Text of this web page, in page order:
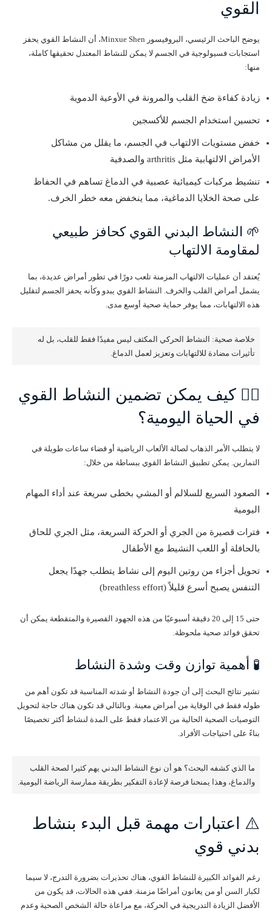
القوي
يوضح الباحث الرئيسي، البروفيسور Minxue Shen، أن النشاط القوي يحفز
استجابات فسيولوجية في الجسم لا يمكن للنشاط المعتدل تحقيقها كاملة،
منها:
زيادة كفاءة ضخ القلب والمرونة في الأوعية الدموية
تحسين استخدام الجسم للأكسجين
خفض مستويات الالتهاب في الجسم، ما يقلل من مشاكل
الأمراض الالتهابية مثل arthritis والصدفية
تنشيط مركبات كيميائية عصبية في الدماغ تساهم في الحفاظ
على صحة الخلايا الدماغية، مما ينخفض معه خطر الخرف.
🌱 النشاط البدني القوي كحافز طبيعي
لمقاومة الالتهاب
يُعتقد أن عمليات الالتهاب المزمنة تلعب دورًا في تطور أمراض عديدة، بما
يشمل أمراض القلب والخرف. النشاط القوي يبدو وكأنه يحفز الجسم لتقليل
هذه الالتهابات، مما يوفر حماية صحية أوسع مدى.
خلاصة صحية: النشاط الحركي المكثف ليس مفيدًا فقط للقلب، بل له
تأثيرات مضادة للالتهابات وتعزيز لعمل الدماغ.
🏃‍♂️ كيف يمكن تضمين النشاط القوي
في الحياة اليومية؟
لا يتطلب الأمر الذهاب لصالة الألعاب الرياضية أو قضاء ساعات طويلة في
التمارين. يمكن تطبيق النشاط القوي ببساطة من خلال:
الصعود السريع للسلالم أو المشي بخطى سريعة عند أداء المهام
اليومية
فترات قصيرة من الجري أو الحركة السريعة، مثل الجري للحاق
بالحافلة أو اللعب النشيط مع الأطفال
تحويل أجزاء من روتين اليوم إلى نشاط يتطلب جهدًا يجعل
التنفس يصبح أسرع قليلاً (breathless effort)
حتى 15 إلى 20 دقيقة أسبوعيًا من هذه الجهود القصيرة والمتقطعة يمكن أن
تحقق فوائد صحية ملحوظة.
🧪 أهمية توازن وقت وشدة النشاط
تشير نتائج البحث إلى أن جودة النشاط أو شدته المناسبة قد تكون أهم من
طوله فقط في الوقاية من أمراض معينة. وبالتالي قد تكون هناك حاجة لتحويل
التوصيات الصحية الحالية من الاعتماد فقط على المدة لنشاط أكثر تخصيصًا
بناءً على احتياجات الأفراد.
ما الذي كشفه البحث؟ هو أن نوع النشاط البدني يهم كثيرا لصحة القلب
والدماغ، وهذا يمنحنا فرصة لإعادة التفكير بطريقة ممارسة الرياضة اليومية.
⚠️ اعتبارات مهمة قبل البدء بنشاط
بدني قوي
رغم الفوائد الكبيرة للنشاط القوي، هناك تحذيرات بضرورة التدرج، لا سيما
لكبار السن أو من يعانون أمراضًا مزمنة. ففي هذه الحالات، قد يكون من
الأفضل الزيادة التدريجية في الحركة، مع مراعاة حالة الشخص الصحية وعدم